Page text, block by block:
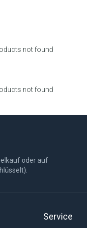
not found
not found
oder auf
Service